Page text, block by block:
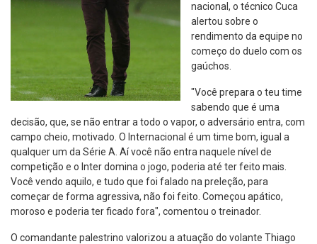
nacional, o técnico Cuca
alertou sobre o
rendimento da equipe no
começo do duelo com os
gaúchos.
"Você prepara o teu time
sabendo que é uma
decisão, que, se não entrar a todo o vapor, o adversário entra, com
campo cheio, motivado. O Internacional é um time bom, igual a
qualquer um da Série A. Aí você não entra naquele nível de
competição e o Inter domina o jogo, poderia até ter feito mais.
Você vendo aquilo, e tudo que foi falado na preleção, para
começar de forma agressiva, não foi feito. Começou apático,
moroso e poderia ter ficado fora", comentou o treinador.
O comandante palestrino valorizou a atuação do volante Thiago